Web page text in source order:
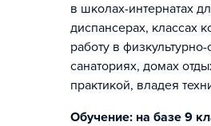
в школах-интернатах
диспансерах, классах
работу в
санаториях, домах
практикой, владея
Обучение: на базе 9